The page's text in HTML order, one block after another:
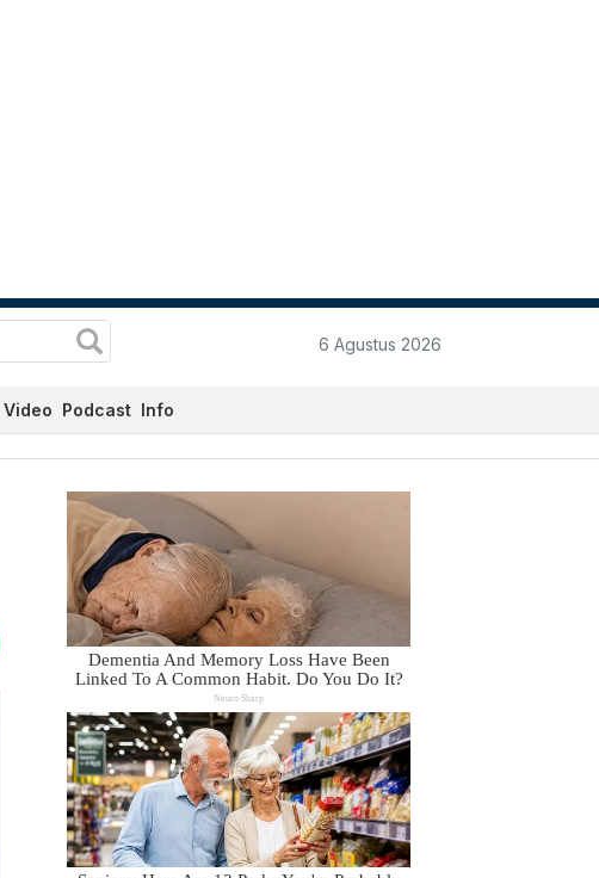
6 Agustus 2026
Video Podcast Info